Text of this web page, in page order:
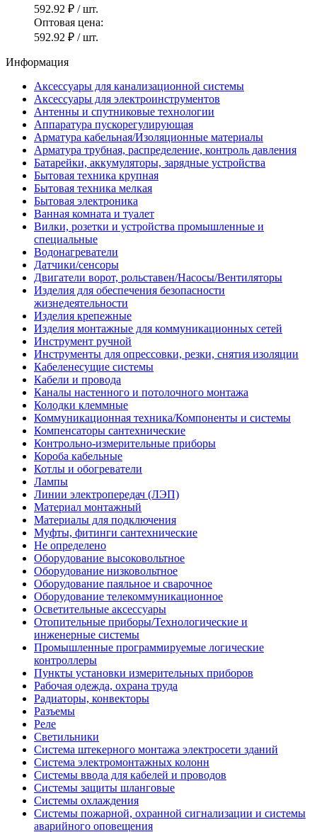
592.92 ₽ / шт.
Оптовая цена:
592.92 ₽ / шт.
Информация
Аксессуары для канализационной системы
Аксессуары для электроинструментов
Антенны и спутниковые технологии
Аппаратура пускорегулирующая
Арматура кабельная/Изоляционные материалы
Арматура трубная, распределение, контроль давления
Батарейки, аккумуляторы, зарядные устройства
Бытовая техника крупная
Бытовая техника мелкая
Бытовая электроника
Ванная комната и туалет
Вилки, розетки и устройства промышленные и
специальные
Водонагреватели
Датчики/сенсоры
Двигатели ворот, рольставен/Насосы/Вентиляторы
Изделия для обеспечения безопасности
жизнедеятельности
Изделия крепежные
Изделия монтажные для коммуникационных сетей
Инструмент ручной
Инструменты для опрессовки, резки, снятия изоляции
Кабеленесущие системы
Кабели и провода
Каналы настенного и потолочного монтажа
Колодки клеммные
Коммуникационная техника/Компоненты и системы
Компенсаторы сантехнические
Контрольно-измерительные приборы
Короба кабельные
Котлы и обогреватели
Лампы
Линии электропередач (ЛЭП)
Материал монтажный
Материалы для подключения
Муфты, фитинги сантехнические
Не определено
Оборудование высоковольтное
Оборудование низковольтное
Оборудование паяльное и сварочное
Оборудование телекоммуникационное
Осветительные аксессуары
Отопительные приборы/Технологические и
инженерные системы
Промышленные программируемые логические
контроллеры
Пункты установки измерительных приборов
Рабочая одежда, охрана труда
Радиаторы, конвекторы
Разъемы
Реле
Светильники
Система штекерного монтажа электросети зданий
Система электромонтажных колонн
Системы ввода для кабелей и проводов
Системы защиты шланговые
Системы охлаждения
Системы пожарной, охранной сигнализации и системы
аварийного оповещения